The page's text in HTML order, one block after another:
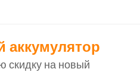
аккумулятор
скидку на новый